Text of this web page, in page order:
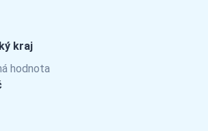
kraj
hodnota